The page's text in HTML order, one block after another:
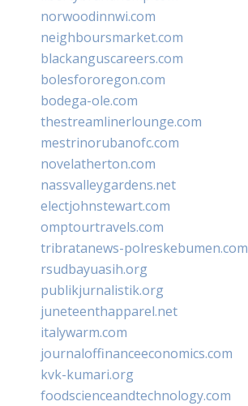
norwoodinnwi.com
neighboursmarket.com
blackanguscareers.com
bolesfororegon.com
bodega-ole.com
thestreamlinerlounge.com
mestrinorubanofc.com
novelatherton.com
nassvalleygardens.net
electjohnstewart.com
omptourtravels.com
tribratanews-polreskebumen.com
rsudbayuasih.org
publikjurnalistik.org
juneteenthapparel.net
italywarm.com
journaloffinanceeconomics.com
kvk-kumari.org
foodscienceandtechnology.com